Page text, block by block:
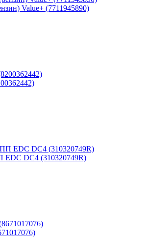
Value+ (7711945890)
EDC DC4 (310320749R)